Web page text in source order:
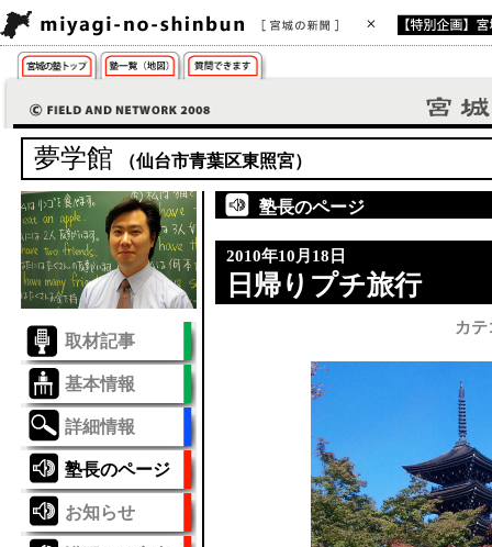
夢学館 （仙台市青葉区東照宮）
塾長のページ
2010年10月18日
日帰りプチ旅行
カテ
取材記事
基本情報
詳細情報
塾長のページ
お知らせ